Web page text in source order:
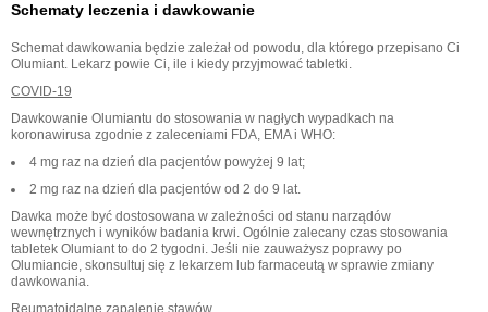
Schematy leczenia i dawkowanie
Schemat dawkowania będzie zależał od powodu, dla którego przepisano Ci
Olumiant. Lekarz powie Ci, ile i kiedy przyjmować tabletki.
COVID-19
Dawkowanie Olumiantu do stosowania w nagłych wypadkach na
koronawirusa zgodnie z zaleceniami FDA, EMA i WHO:
4 mg raz na dzień dla pacjentów powyżej 9 lat;
2 mg raz na dzień dla pacjentów od 2 do 9 lat.
Dawka może być dostosowana w zależności od stanu narządów
wewnętrznych i wyników badania krwi. Ogólnie zalecany czas stosowania
tabletek Olumiant to do 2 tygodni. Jeśli nie zauważysz poprawy po
Olumiancie, skonsultuj się z lekarzem lub farmaceutą w sprawie zmiany
dawkowania.
Reumatoidalne zapalenie stawów